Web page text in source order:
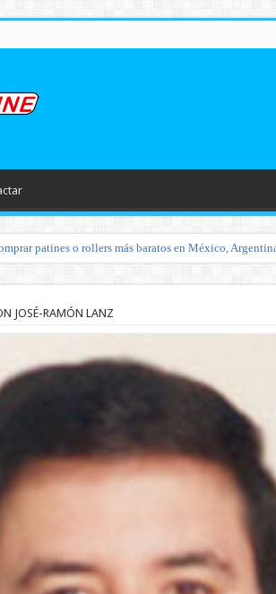
patines o rollers más baratos en México,
JOSÉ-RAMÓN LANZ